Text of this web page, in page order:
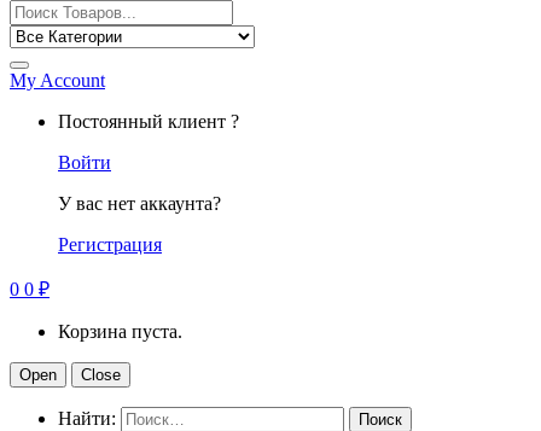
My Account
Постоянный клиент ?
Войти
У вас нет аккаунта?
Регистрация
0 0 ₽
Корзина пуста.
Open Close
Найти: